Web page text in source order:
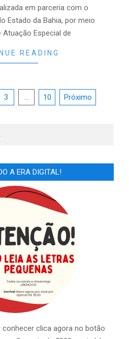
em parceria com o
Estado da Bahia, por meio
Atuação Especial de
READING
3 10 Próximo
A ERA DIGITAL!
conhecer clica agora no botão